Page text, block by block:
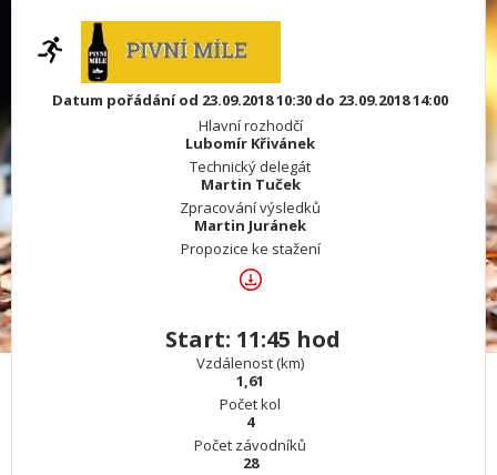
Datum pořádání od 23.09.2018 10:30 do 23.09.2018 14:00
Hlavní rozhodčí
Lubomír Křivánek
Technický delegát
Martin Tuček
Zpracování výsledků
Martin Juránek
Propozice ke stažení
Start: 11:45 hod
Vzdálenost (km)
1,61
Počet kol
4
Počet závodníků
28